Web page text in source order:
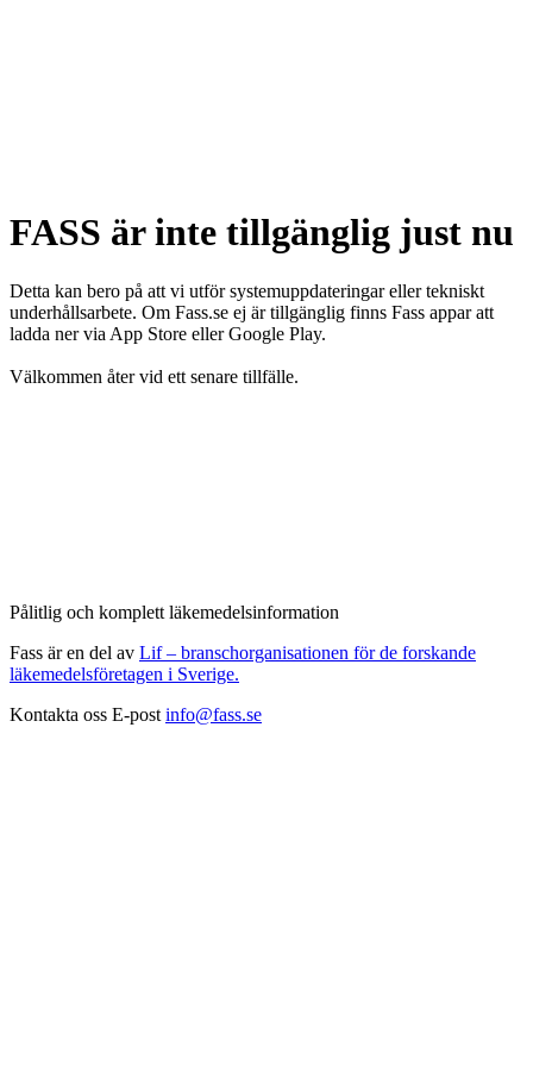
FASS är inte tillgänglig just nu
Detta kan bero på att vi utför systemuppdateringar eller tekniskt
underhållsarbete. Om Fass.se ej är tillgänglig finns Fass appar att
ladda ner via App Store eller Google Play.
Välkommen åter vid ett senare tillfälle.
Pålitlig och komplett läkemedelsinformation
Fass är en del av Lif – branschorganisationen för de forskande
läkemedelsföretagen i Sverige.
Kontakta oss E-post info@fass.se